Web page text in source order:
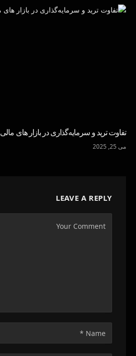
تفاوت ترید و سرمایه‌گذاری در بازار های مالی
می 25, 2025
LEAVE A REPLY